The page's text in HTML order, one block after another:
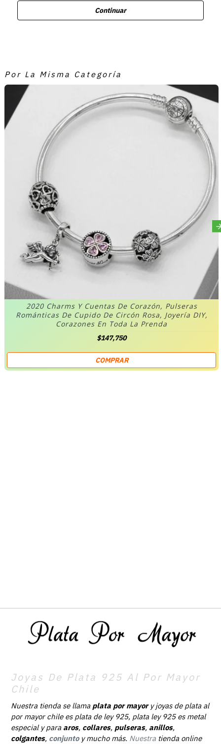
Continuar
Por La Misma Categoría
2020 Charms Y Cuentas De Corazón, Pulseras
Románticas De Cupido De Circón Rosa, Joyería DIY,
Corazones En Toda La Prenda
$147,750
COMPRAR
Joyas De Plata 925 Al Por Mayor
Chile
Nuestra tienda se llama plata por mayory joyas de plata al
por mayor chile es plata de ley 925, plata ley 925 es metal
especial y para aros, collares, pulseras, anillos,
colgantes, conjunto y mucho más. Nuestra tienda online